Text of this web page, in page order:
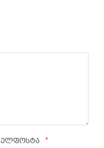
ელფოსტა *